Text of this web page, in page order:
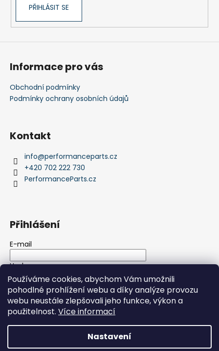
Používáme cookies, abychom Vám umožnili
pohodlné prohlížení webu a díky analýze provozu
webu neustále zlepšovali jeho funkce, výkon a
použitelnost. Více informací
Nastavení
PŘIHLÁSIT SE
Informace pro vás
Obchodní podmínky
Podmínky ochrany osobních údajů
Kontakt
info@performanceparts.cz
+420 702 222 730
PerformanceParts.cz
Přihlášení
E-mail
Heslo
PŘIHLÁSIT SE
Nová registraceZapomenuté heslo